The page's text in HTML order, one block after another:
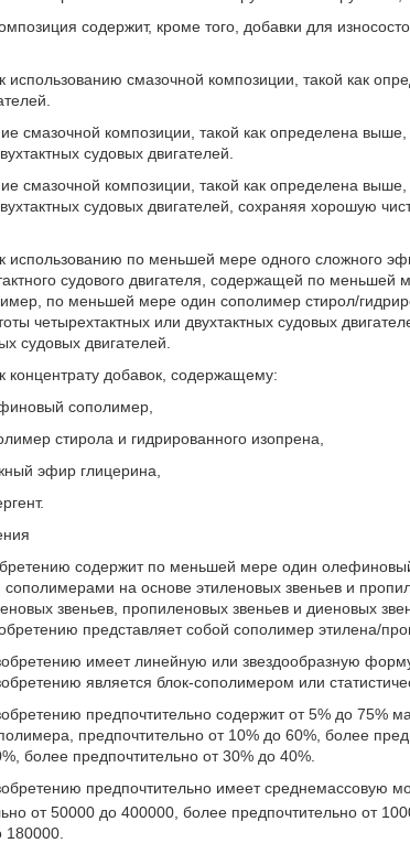
содержит, кроме того, добавки для
использованию смазочной композиции, такой как
смазочной композиции, такой как определена
судовых двигателей.
смазочной композиции, такой как определена
судовых двигателей, сохраняя хорошую
использованию по меньшей мере одного сложного
судового двигателя, содержащей по
по меньшей мере один сополимер стирол/
четырехтактных или двухтактных судовых
судовых двигателей.
концентрату добавок, содержащему:
сополимер,
стирола и гидрированного изопрена,
эфир глицерина,
содержит по меньшей мере один
на основе этиленовых звеньев и
звеньев, пропиленовых звеньев и диеновых
представляет собой сополимер этилена/
имеет линейную или звездообразную
является блок-сополимером или
предпочтительно содержит от 5% до 75%
предпочтительно от 10% до 60%, более
более предпочтительно от 30% до 40%.
предпочтительно имеет среднемассовую
от 50000 до 400000, более предпочтительно от
180000.